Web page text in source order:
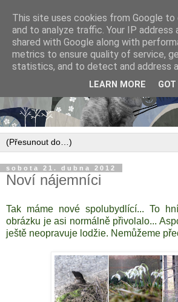
sobota 21. dubna 2012
Noví nájemníci
Tak máme nové spolubydlící... To
obrázku je asi normálně přivolalo...
ještě neopravuje lodžie. Nemůžeme
This site uses cookies from Google
and to analyze traffic. Your IP address
shared with Google along with
metrics to ensure quality of service,
statistics, and to detect and address
LEARN MORE